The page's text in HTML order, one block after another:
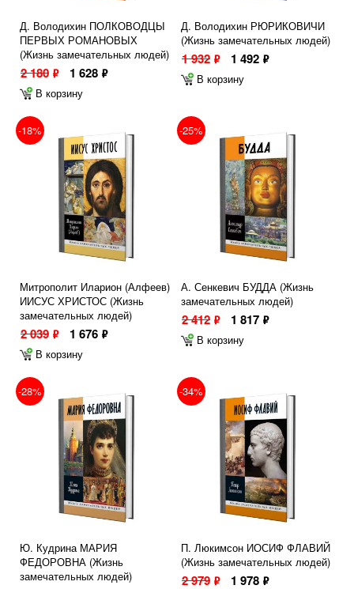
Д. Володихин ПОЛКОВОДЦЫ
ПЕРВЫХ РОМАНОВЫХ
(Жизнь замечательных людей)
2 180 ф 1 628 ф
В корзину
Д. Володихин РЮРИКОВИЧИ
(Жизнь замечательных людей)
1 932 ф 1 492 ф
В корзину
-18%
Митрополит Иларион (Алфеев)
ИИСУС ХРИСТОС (Жизнь
замечательных людей)
2 039 ф 1 676 ф
В корзину
-25%
А. Сенкевич БУДДА (Жизнь
замечательных людей)
2 412 ф 1 817 ф
В корзину
-28%
Ю. Кудрина МАРИЯ
ФЕДОРОВНА (Жизнь
замечательных людей)
-34%
П. Люкимсон ИОСИФ ФЛАВИЙ
(Жизнь замечательных людей)
2 979 ф 1 978 ф